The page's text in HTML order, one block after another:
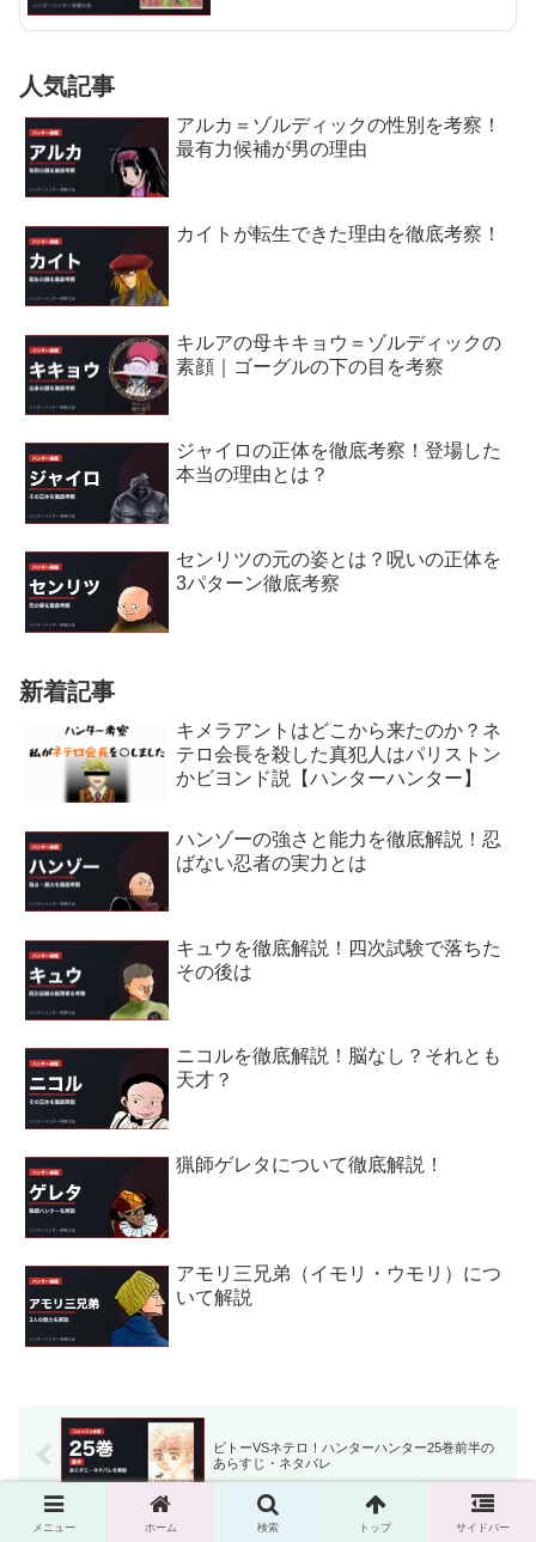
人気記事
アルカ＝ゾルディックの性別を考察！
最有力候補が男の理由
カイトが転生できた理由を徹底考察！
キルアの母キキョウ＝ゾルディックの
素顔｜ゴーグルの下の目を考察
ジャイロの正体を徹底考察！登場した
本当の理由とは？
センリツの元の姿とは？呪いの正体を
3パターン徹底考察
新着記事
キメラアントはどこから来たのか？ネ
テロ会長を殺した真犯人はパリストン
かビヨンド説【ハンターハンター】
ハンゾーの強さと能力を徹底解説！忍
ばない忍者の実力とは
キュウを徹底解説！四次試験で落ちた
その後は
ニコルを徹底解説！脳なし？それとも
天才？
猟師ゲレタについて徹底解説！
アモリ三兄弟（イモリ・ウモリ）につ
いて解説
ピトーVSネテロ！ハンターハンター25巻前半の
あらすじ・ネタバレ
メニュー ホーム 検索 トップ サイドバー